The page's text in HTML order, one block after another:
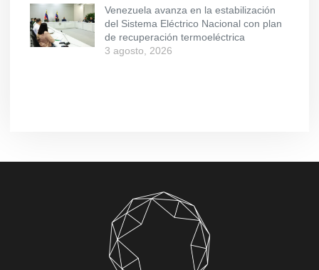
Venezuela avanza en la estabilización
del Sistema Eléctrico Nacional con plan
de recuperación termoeléctrica
3 agosto, 2026